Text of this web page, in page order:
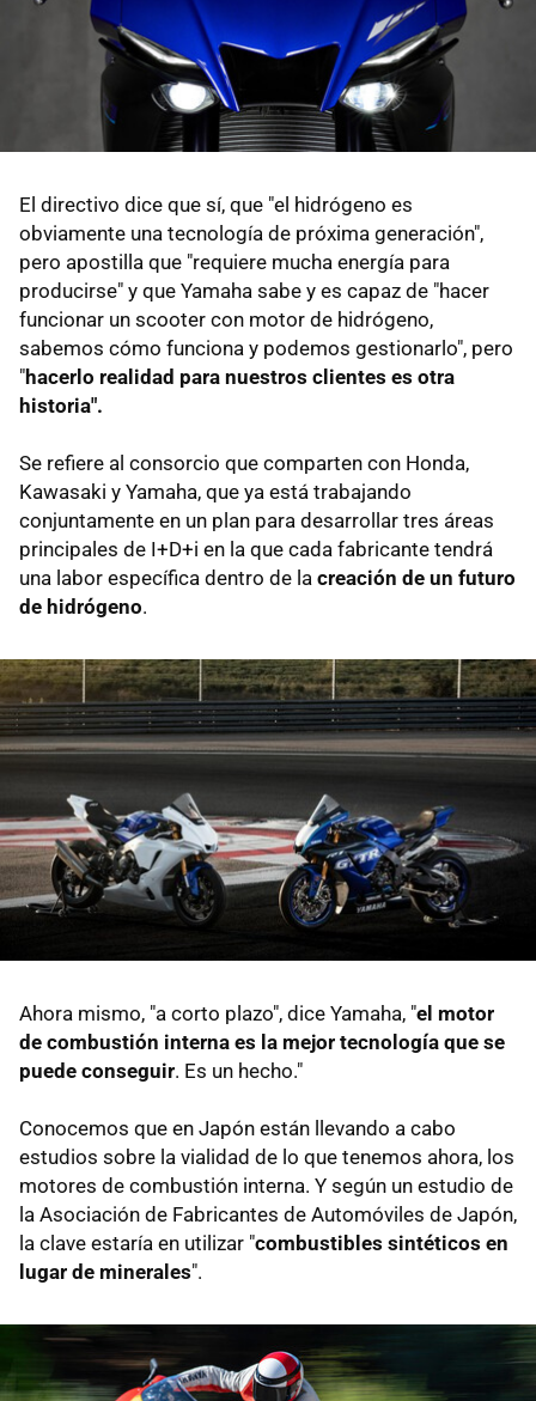
El directivo dice que sí, que "el hidrógeno es
obviamente una tecnología de próxima generación",
pero apostilla que "requiere mucha energía para
producirse" y que Yamaha sabe y es capaz de "hacer
funcionar un scooter con motor de hidrógeno,
sabemos cómo funciona y podemos gestionarlo", pero
"hacerlo realidad para nuestros clientes es otra
historia".
Se refiere al consorcio que comparten con Honda,
Kawasaki y Yamaha, que ya está trabajando
conjuntamente en un plan para desarrollar tres áreas
principales de I+D+i en la que cada fabricante tendrá
una labor específica dentro de la creación de un futuro
de hidrógeno.
Ahora mismo, "a corto plazo", dice Yamaha, "el motor
de combustión interna es la mejor tecnología que se
puede conseguir. Es un hecho."
Conocemos que en Japón están llevando a cabo
estudios sobre la vialidad de lo que tenemos ahora, los
motores de combustión interna. Y según un estudio de
la Asociación de Fabricantes de Automóviles de Japón,
la clave estaría en utilizar "combustibles sintéticos en
lugar de minerales".